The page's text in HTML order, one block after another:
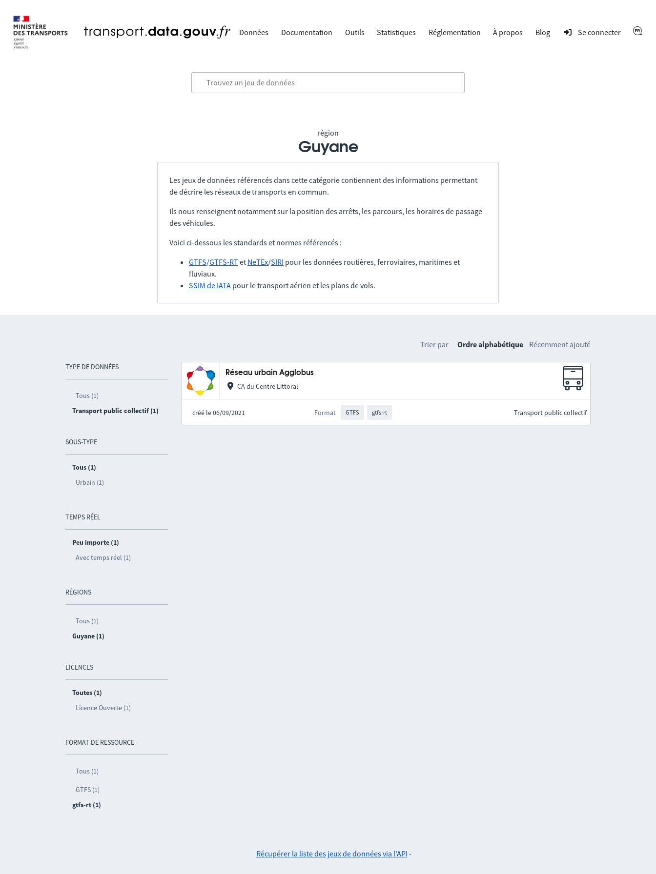
Données Documentation Outils Statistiques Réglementation À propos Blog Se connecter
région
Guyane
Les jeux de données référencés dans cette catégorie contiennent des informations permettant
de décrire les réseaux de transports en commun.
Ils nous renseignent notamment sur la position des arrêts, les parcours, les horaires de passage
des véhicules.
Voici ci-dessous les standards et normes référencés :
GTFS/GTFS-RTet NeTEx/SIRI pour les données routières, ferroviaires, maritimes et
fluviaux.
SSIM de IATA pour le transport aérien et les plans de vols.
TYPE DE DONNÉES
Tous (1)
Transport public collectif (1)
SOUS-TYPE
Tous (1)
Urbain (1)
TEMPS RÉEL
Peu importe (1)
Avec temps réel (1)
RÉGIONS
Tous (1)
Guyane (1)
LICENCES
Toutes (1)
Licence Ouverte (1)
FORMAT DE RESSOURCE
Tous (1)
GTFS (1)
gtfs-rt (1)
Trier par Ordre alphabétique Récemment ajouté
Réseau urbain Agglobus
CA du Centre Littoral
créé le 06/09/2021 Format GTFS gtfs-rt Transport public collectif
Récupérer la liste des jeux de données via l'API -